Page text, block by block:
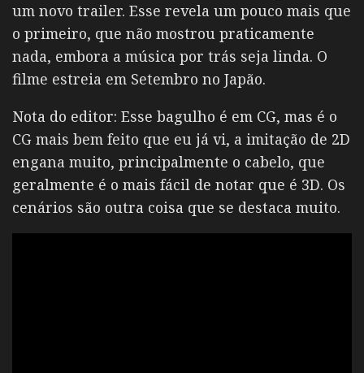
um novo trailer. Esse revela um pouco mais que
o primeiro, que não mostrou praticamente
nada, embora a música por trás seja linda. O
filme estreia em Setembro no Japão.
Nota do editor: Esse bagulho é em CG, mas é o
CG mais bem feito que eu já vi, a imitação de 2D
engana muito, principalmente o cabelo, que
geralmente é o mais fácil de notar que é 3D. Os
cenários são outra coisa que se destaca muito.